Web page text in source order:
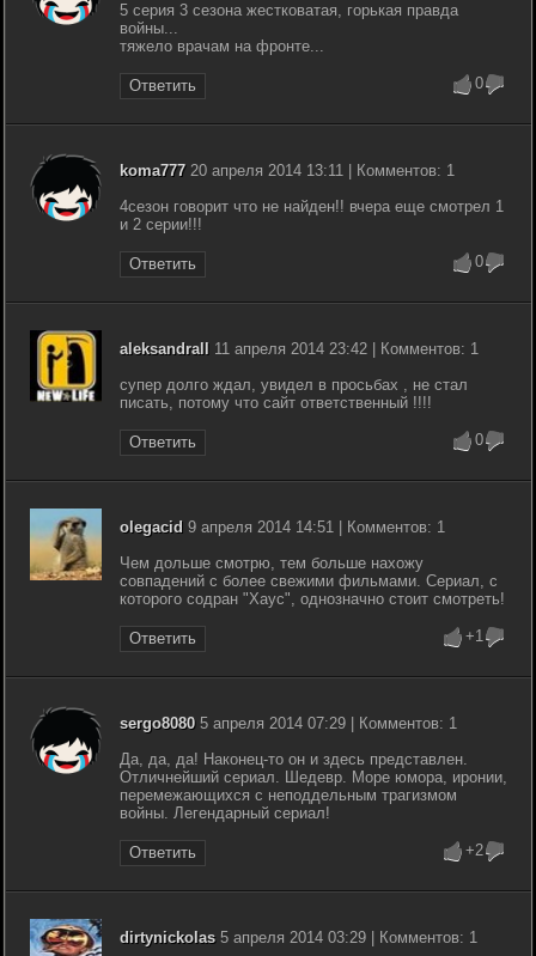
5 серия 3 сезона жестковатая, горькая правда
войны...
тяжело врачам на фронте...
Ответить 0
koma77720 апреля 2014 13:11 | Комментов: 1
4сезон говорит что не найден!! вчера еще смотрел 1
и 2 серии!!!
Ответить 0
aleksandrall 11 апреля 2014 23:42 | Комментов: 1
супер долго ждал, увидел в просьбах , не стал
писать, потому что сайт ответственный !!!!
Ответить 0
olegacid 9 апреля 2014 14:51 | Комментов: 1
Чем дольше смотрю, тем больше нахожу
совпадений с более свежими фильмами. Сериал, с
которого содран "Хаус", однозначно стоит смотреть!
Ответить +1
sergo80805 апреля 2014 07:29 | Комментов: 1
Да, да, да! Наконец-то он и здесь представлен.
Отличнейший сериал. Шедевр. Море юмора, иронии,
перемежающихся с неподдельным трагизмом
войны. Легендарный сериал!
Ответить +2
dirtynickolas5 апреля 2014 03:29 | Комментов: 1